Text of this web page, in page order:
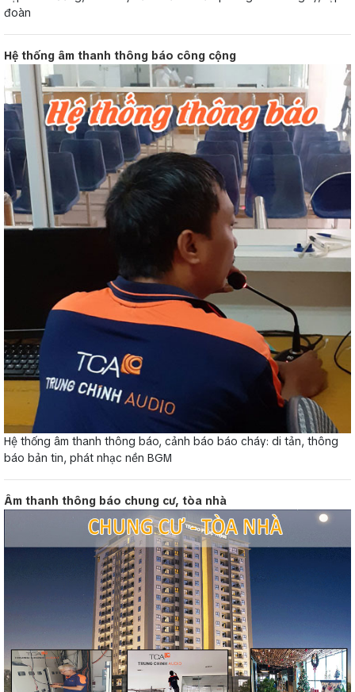
đoàn
Hệ thống âm thanh thông báo công cộng
Hệ thống âm thanh thông báo, cảnh báo báo cháy: di tản, thông
báo bản tin, phát nhạc nền BGM
Âm thanh thông báo chung cư, tòa nhà